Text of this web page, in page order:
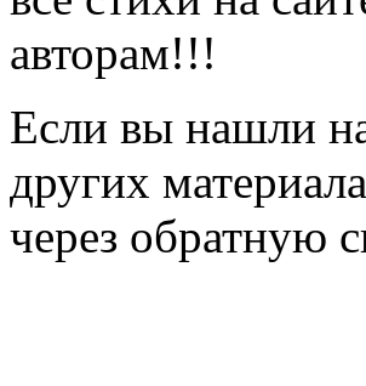
авторам!!!
Если вы нашли
других
через обратную